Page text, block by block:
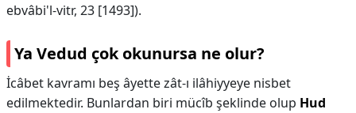
ebvâbi'l-vitr, 23 [1493]).
Ya Vedud çok okunursa ne olur?
İcâbet kavramı beş âyette zât-ı ilâhiyyeye nisbet
edilmektedir. Bunlardan biri mücîb şeklinde olup Hud